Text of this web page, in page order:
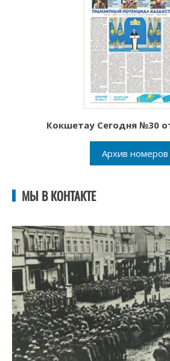
Кокшетау Сегодня №30
Архив номеров
МЫ В КОНТАКТЕ